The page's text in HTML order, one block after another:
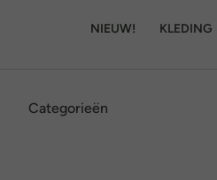
NIEUW! KLEDING
Categorieën